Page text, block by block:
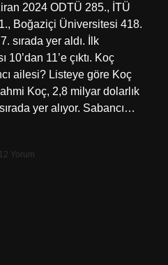
2024 ODTÜ 285., İTÜ
Boğaziçi Üniversitesi 418.
sırada yer aldı. İlk
10’dan 11’e çıktı. Koç
ailesi? Listeye göre Koç
Koç, 2,8 milyar dolarlık
yer alıyor. Sabancı…
12 Yorum